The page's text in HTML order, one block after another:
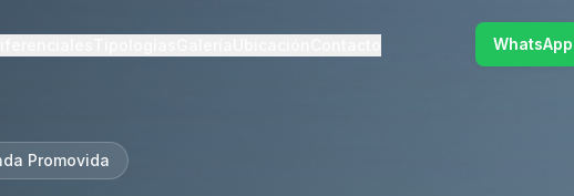
WhatsApp
Promovida